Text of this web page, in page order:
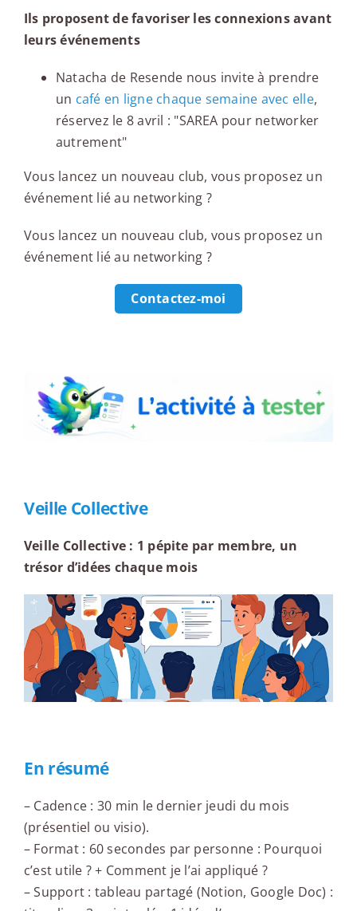
Ils proposent de favoriser les connexions avant
leurs événements
Natacha de Resende nous invite à prendre
un café en ligne chaque semaine avec elle,
réservez le 8 avril : "SAREA pour networker
autrement"
Vous lancez un nouveau club, vous proposez un
événement lié au networking ?
Vous lancez un nouveau club, vous proposez un
événement lié au networking ?
Contactez-moi
Veille Collective
Veille Collective : 1 pépite par membre, un
trésor d’idées chaque mois
En résumé
– Cadence : 30 min le dernier jeudi du mois
(présentiel ou visio).
– Format : 60 secondes par personne : Pourquoi
c’est utile ? + Comment je l’ai appliqué ?
– Support : tableau partagé (Notion, Google Doc) :